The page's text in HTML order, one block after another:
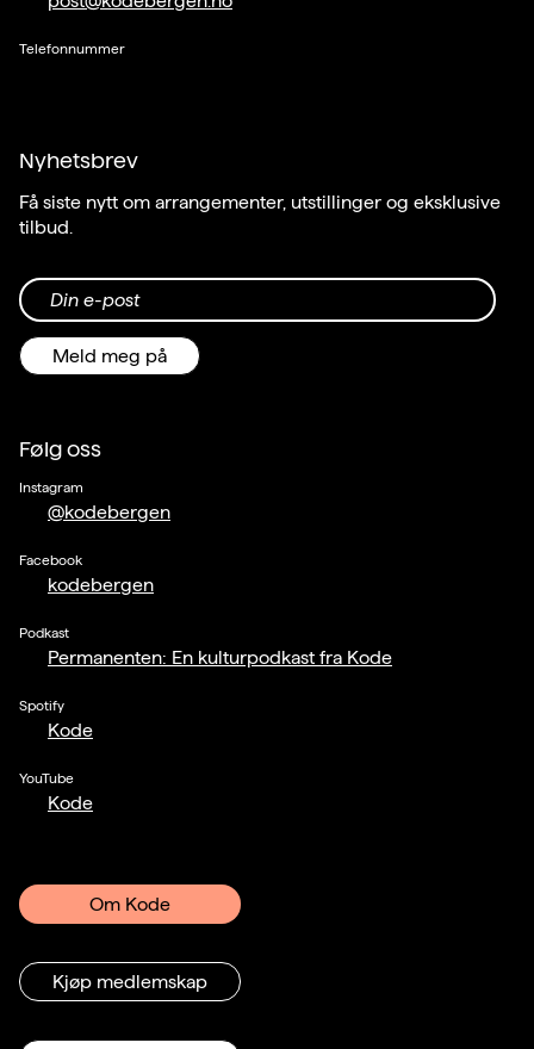
Telefonnummer
Nyhetsbrev
Få siste nytt om arrangementer, utstillinger og eksklusive
tilbud.
Din e-post
Meld meg på
Følg oss
Instagram
@kodebergen
Facebook
kodebergen
Podkast
Permanenten: En kulturpodkast fra Kode
Spotify
Kode
YouTube
Kode
Om Kode
Kjøp medlemskap